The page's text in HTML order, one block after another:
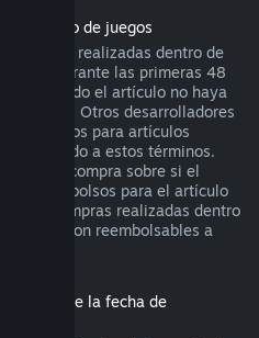
dentro de juegos
compras realizadas dentro de
Valve durante las primeras 48
y cuando el artículo no haya
Otros desarrolladores
reembolsos para artículos
de acuerdo a estos términos.
de la compra sobre si el
reembolsos para el artículo
las compras realizadas dentro
no son reembolsables a
antes de la fecha de